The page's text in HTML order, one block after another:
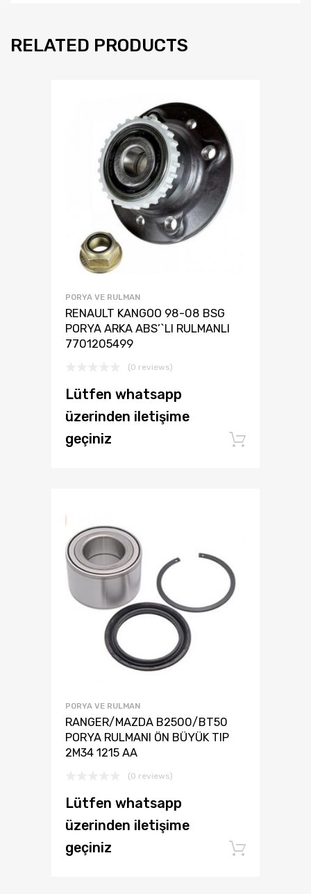
RELATED PRODUCTS
PORYA VE RULMAN
RENAULT KANGOO 98-08 BSG
PORYA ARKA ABS’`LI RULMANLI
7701205499
(0 reviews)
Lütfen whatsapp
üzerinden iletişime
geçiniz
PORYA VE RULMAN
RANGER/MAZDA B2500/BT50
PORYA RULMANI ÖN BÜYÜK TIP
2M34 1215 AA
(0 reviews)
Lütfen whatsapp
üzerinden iletişime
geçiniz